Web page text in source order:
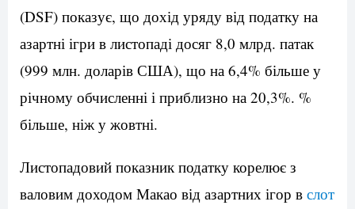
(DSF) показує, що дохід уряду від податку на
азартні ігри в листопаді досяг 8,0 млрд. патак
(999 млн. доларів США), що на 6,4% більше у
річному обчисленні і приблизно на 20,3%. %
більше, ніж у жовтні.
Листопадовий показник податку корелює з
валовим доходом Макао від азартних ігор в слот